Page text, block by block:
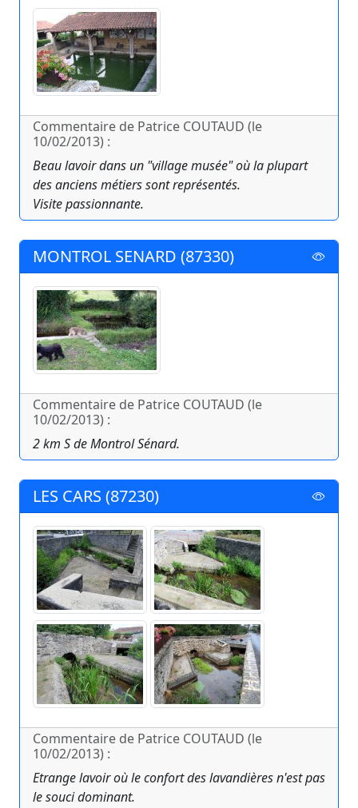
Commentaire de Patrice COUTAUD (le
10/02/2013) :
Beau lavoir dans un "village musée" où la plupart
des anciens métiers sont représentés.
Visite passionnante.
MONTROL SENARD (87330)
Commentaire de Patrice COUTAUD (le
10/02/2013) :
2 km S de Montrol Sénard.
LES CARS (87230)
Commentaire de Patrice COUTAUD (le
10/02/2013) :
Etrange lavoir où le confort des lavandières n'est pas
le souci dominant.